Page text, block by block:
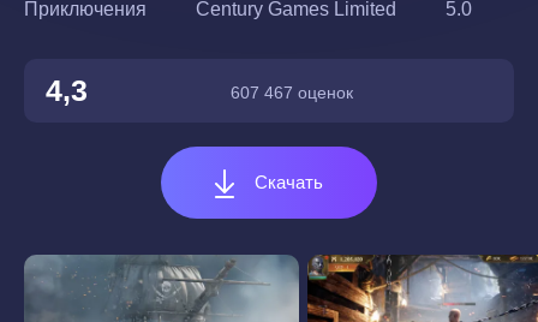
Приключения
Century Games Limited
5.0
4,3 607 467 оценок
Скачать